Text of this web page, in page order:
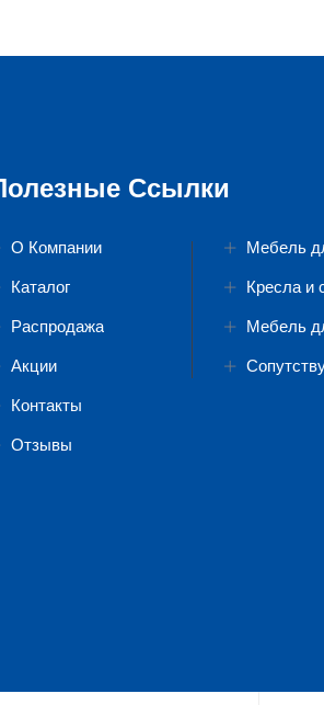
Ссылки
О Компании
Каталог
Распродажа
Акции
Контакты
Отзывы
Мебель
Кресла и
Мебель